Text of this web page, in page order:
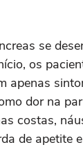
se
os
apenas
dor na
costas,
de apetite